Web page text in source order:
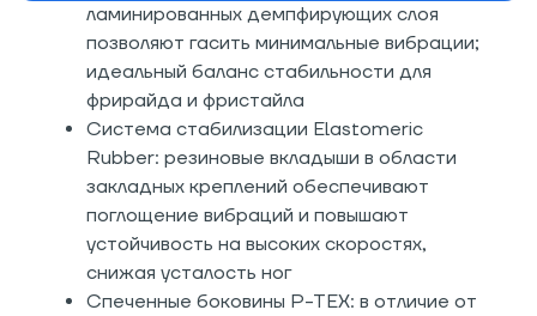
ламинированных демпфирующих слоя
позволяют гасить минимальные вибрации;
идеальный баланс стабильности для
фрирайда и фристайла
Система стабилизации Elastomeric
Rubber: резиновые вкладыши в области
закладных креплений обеспечивают
поглощение вибраций и повышают
устойчивость на высоких скоростях,
снижая усталость ног
Спеченные боковины P-TEX: в отличие от